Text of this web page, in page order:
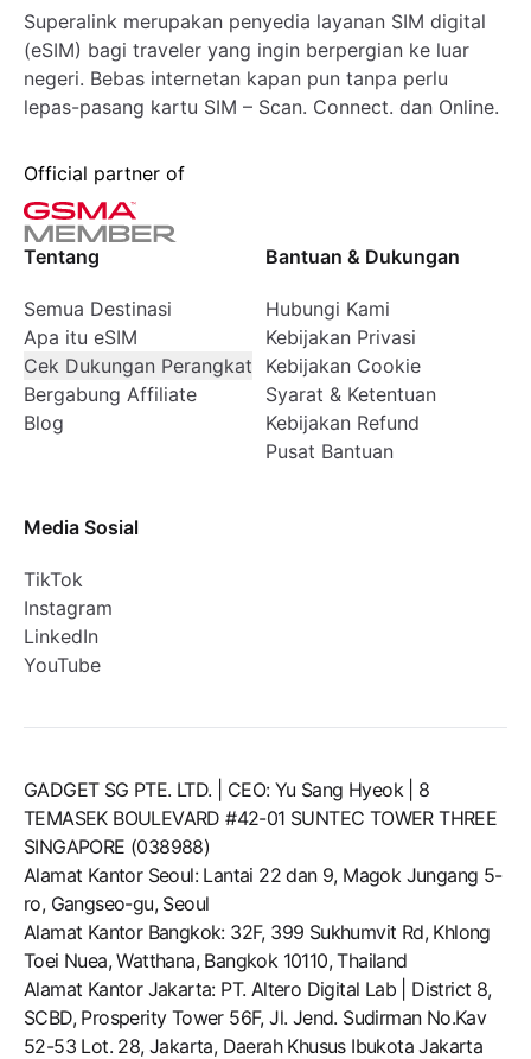
Superalink merupakan penyedia layanan SIM digital
(eSIM) bagi traveler yang ingin berpergian ke luar
negeri. Bebas internetan kapan pun tanpa perlu
lepas-pasang kartu SIM – Scan. Connect. dan Online.
Official partner of
Tentang
Semua Destinasi
Apa itu eSIM
Cek Dukungan Perangkat
Bergabung Affiliate
Blog
Bantuan & Dukungan
Hubungi Kami
Kebijakan Privasi
Kebijakan Cookie
Syarat & Ketentuan
Kebijakan Refund
Pusat Bantuan
Media Sosial
TikTok
Instagram
LinkedIn
YouTube
GADGET SG PTE. LTD. | CEO: Yu Sang Hyeok | 8
TEMASEK BOULEVARD #42-01 SUNTEC TOWER THREE
SINGAPORE (038988)
Alamat Kantor Seoul: Lantai 22 dan 9, Magok Jungang 5-
ro, Gangseo-gu, Seoul
Alamat Kantor Bangkok: 32F, 399 Sukhumvit Rd, Khlong
Toei Nuea, Watthana, Bangkok 10110, Thailand
Alamat Kantor Jakarta: PT. Altero Digital Lab | District 8,
SCBD, Prosperity Tower 56F, Jl. Jend. Sudirman No.Kav
52-53 Lot. 28, Jakarta, Daerah Khusus Ibukota Jakarta